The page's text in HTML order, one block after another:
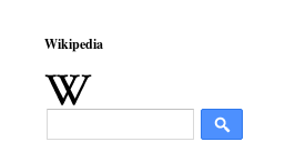
Wikipedia